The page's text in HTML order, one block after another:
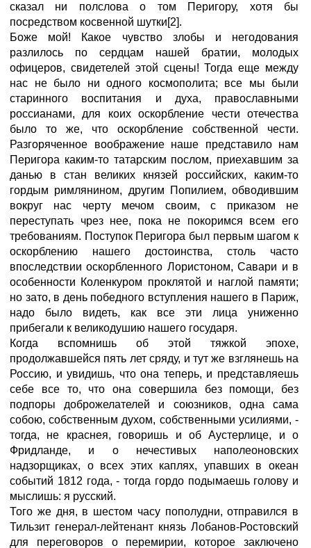
сказал ни полслова о том Перигору, хотя бы
посредством косвенной шутки[2].
Боже мой! Какое чувство злобы и негодования
разлилось по сердцам нашей братии, молодых
офицеров, свидетелей этой сцены! Тогда еще между
нас не было ни одного космополита; все мы были
старинного воспитания и духа, православными
россианами, для коих оскорбление чести отечества
было то же, что оскорбление собственной чести.
Разгоряченное воображение наше представило нам
Перигора каким-то татарским послом, приехавшим за
данью в стан великих князей российских, каким-то
гордым римлянином, другим Попилием, обводившим
вокруг нас черту мечом своим, с приказом не
переступать чрез нее, пока не покоримся всем его
требованиям. Поступок Перигора был первым шагом к
оскорблению нашего достоинства, столь часто
впоследствии оскорбленного Лористоном, Савари и в
особенности Коленкуром проклятой и наглой памяти;
но зато, в день победного вступления нашего в Париж,
надо было видеть, как все эти лица униженно
прибегали к великодушию нашего государя.
Когда вспомнишь об этой тяжкой эпохе,
продолжавшейся пять лет сряду, и тут же взглянешь на
Россию, и увидишь, что она теперь, и представляешь
себе все то, что она совершила без помощи, без
подпоры доброжелателей и союзников, одна сама
собою, собственным духом, собственными усилиями, -
тогда, не краснея, говоришь и об Аустерлице, и о
Фридланде, и о нечестивых наполеоновских
надзорщиках, о всех этих каплях, упавших в океан
событий 1812 года, - тогда гордо подымаешь голову и
мыслишь: я русский.
Того же дня, в шестом часу пополудни, отправился в
Тильзит генерал-лейтенант князь Лобанов-Ростовский
для переговоров о перемирии, которое заключено